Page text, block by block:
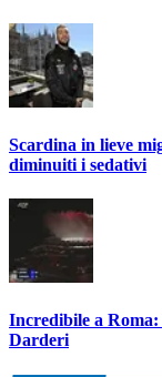
Scardina in lieve
diminuiti i sedativi
Incredibile a
Darderi